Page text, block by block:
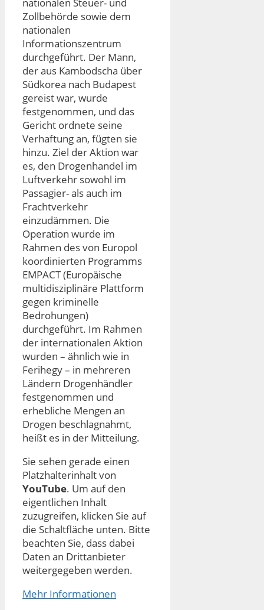
nationalen Steuer- und
Zollbehörde sowie dem
nationalen
Informationszentrum
durchgeführt. Der Mann,
der aus Kambodscha über
Südkorea nach Budapest
gereist war, wurde
festgenommen, und das
Gericht ordnete seine
Verhaftung an, fügten sie
hinzu. Ziel der Aktion war
es, den Drogenhandel im
Luftverkehr sowohl im
Passagier- als auch im
Frachtverkehr
einzudämmen. Die
Operation wurde im
Rahmen des von Europol
koordinierten Programms
EMPACT (Europäische
multidisziplinäre Plattform
gegen kriminelle
Bedrohungen)
durchgeführt. Im Rahmen
der internationalen Aktion
wurden – ähnlich wie in
Ferihegy – in mehreren
Ländern Drogenhändler
festgenommen und
erhebliche Mengen an
Drogen beschlagnahmt,
heißt es in der Mitteilung.
Sie sehen gerade einen
Platzhalterinhalt von
YouTube. Um auf den
eigentlichen Inhalt
zuzugreifen, klicken Sie auf
die Schaltfläche unten. Bitte
beachten Sie, dass dabei
Daten an Drittanbieter
weitergegeben werden.
Mehr Informationen